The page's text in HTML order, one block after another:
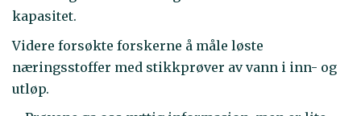
kapasitet.
Videre forsøkte forskerne å måle løste
næringsstoffer med stikkprøver av vann i inn- og
utløp.